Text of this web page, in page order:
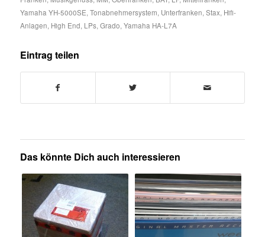
Yamaha YH-5000SE,Tonabnehmersystem, Unterfranken,Stax, Hifi-
Anlagen, High End, LPs,Grado,Yamaha HA-L7A
Eintrag teilen
Das könnte Dich auch interessieren